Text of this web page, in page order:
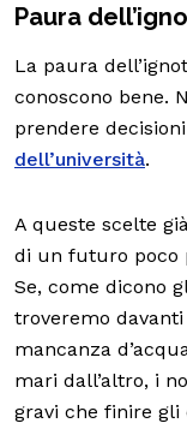
Paura
La paura
conoscono bene.
prendere
dell’università.
A queste scelte
di un futuro poco
Se, come dicono
troveremo
mancanza
mari dall’altro, i
gravi che finire gli